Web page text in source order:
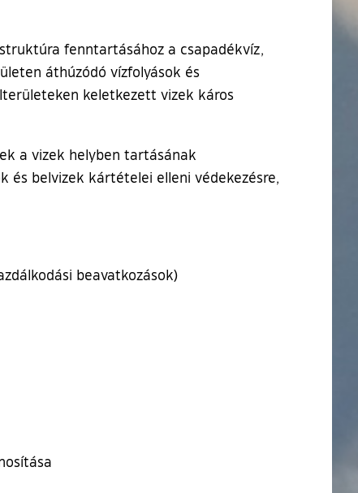
fenntartásához a csapadékvíz,
áthúzódó vízfolyások és
keletkezett vizek káros
a vizek helyben tartásának
és belvizek kártételei elleni védekezésre,
beavatkozások)